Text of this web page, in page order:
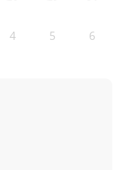
4 5 6